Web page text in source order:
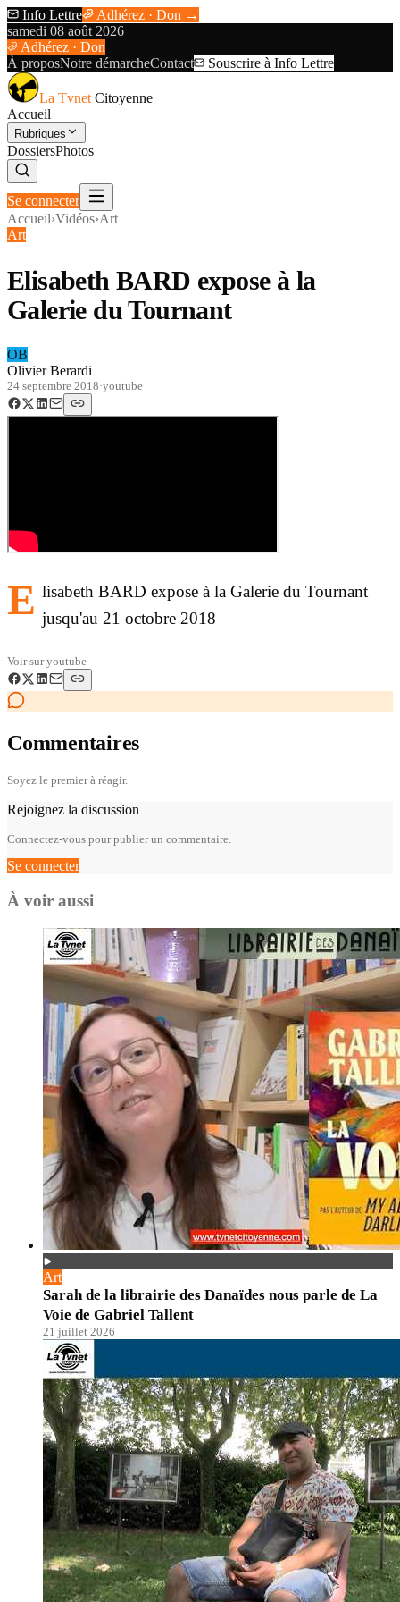
Info Lettre
Adhérez · Don →
samedi 08 août 2026
Adhérez · Don
À proposNotre démarcheContact Souscrire à Info Lettre
La Tvnet Citoyenne
Accueil
Rubriques
DossiersPhotos
Se connecter
Accueil›Vidéos›Art
Art
Elisabeth BARD expose à la
Galerie du Tournant
OB
Olivier Berardi
24 septembre 2018·youtube
E lisabeth BARD expose à la Galerie du Tournant
jusqu'au 21 octobre 2018
Voir suryoutube
Commentaires
Soyez le premier à réagir.
Rejoignez la discussion
Connectez-vous pour publier un commentaire.
Se connecter
À voir aussi
Art
Sarah de la librairie des Danaïdes nous parle de La
Voie de Gabriel Tallent
21 juillet 2026